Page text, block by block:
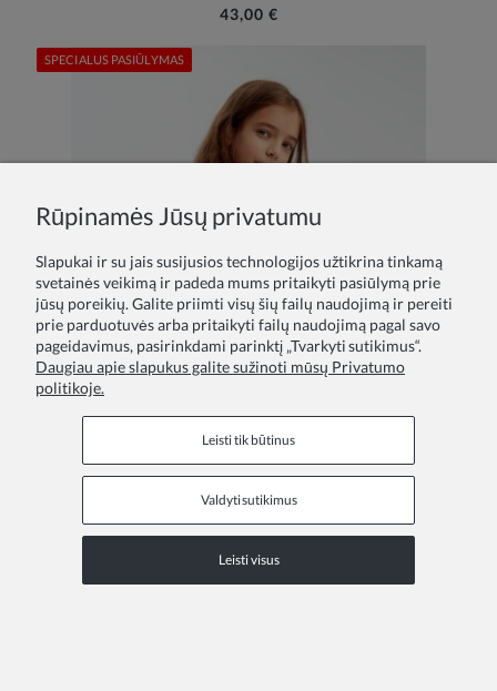
43,00 €
SPECIALUS PASIŪLYMAS
Rūpinamės Jūsų privatumu
Slapukai ir su jais susijusios technologijos užtikrina tinkamą
svetainės veikimą ir padeda mums pritaikyti pasiūlymą prie
jūsų poreikių. Galite priimti visų šių failų naudojimą ir pereiti
prie parduotuvės arba pritaikyti failų naudojimą pagal savo
pageidavimus, pasirinkdami parinktį „Tvarkyti sutikimus“.
Daugiau apie slapukus galite sužinoti mūsų Privatumo
politikoje.
Leisti tik būtinus
Valdyti sutikimus
Leisti visus